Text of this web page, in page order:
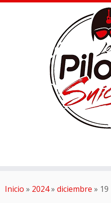
Inicio » 2024» diciembre » 19